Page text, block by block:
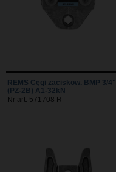
REMS Cęgi zaciskow. BMP 3/4"
(PZ-2B) A1-32kN
Nr art. 571708 R